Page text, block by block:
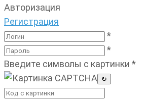
Авторизация
Регистрация
*
*
Введите символы с картинки *
↻